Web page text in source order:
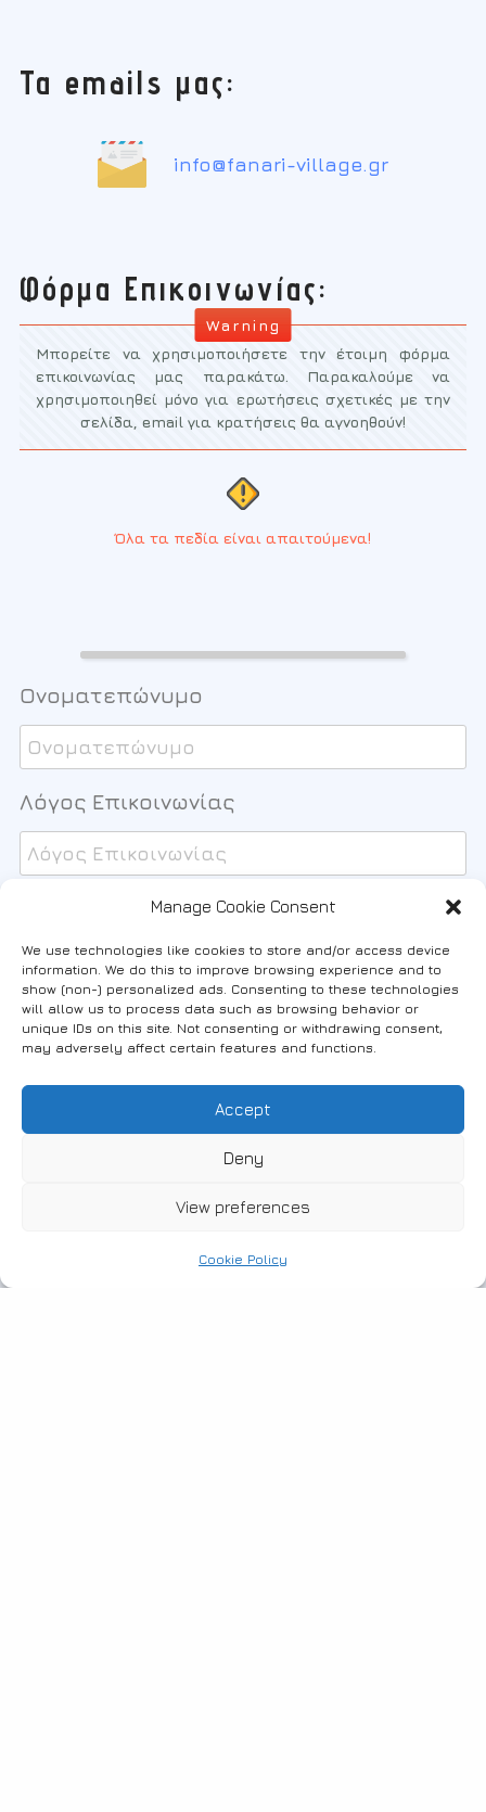
Manage Cookie Consent
We use technologies like cookies to store and/or access device
information. We do this to improve browsing experience and to
show (non-) personalized ads. Consenting to these technologies
will allow us to process data such as browsing behavior or
unique IDs on this site. Not consenting or withdrawing consent,
may adversely affect certain features and functions.
Accept
Deny
View preferences
Cookie Policy
Τα emails μας:
info@fanari-village.gr
Φόρμα Επικοινωνίας:
Μπορείτε να χρησιμοποιήσετε την έτοιμη φόρμα
επικοινωνίας μας παρακάτω. Παρακαλούμε να
χρησιμοποιηθεί μόνο για ερωτήσεις σχετικές με την
σελίδα, email για κρατήσεις θα αγνοηθούν!
Όλα τα πεδία είναι απαιτούμενα!
Ονοματεπώνυμο
Λόγος Επικοινωνίας
Μήνυμα